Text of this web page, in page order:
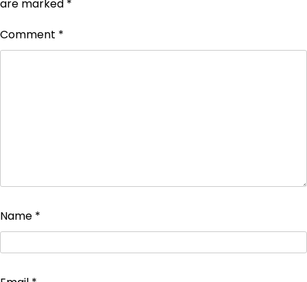
are marked *
Comment *
Name *